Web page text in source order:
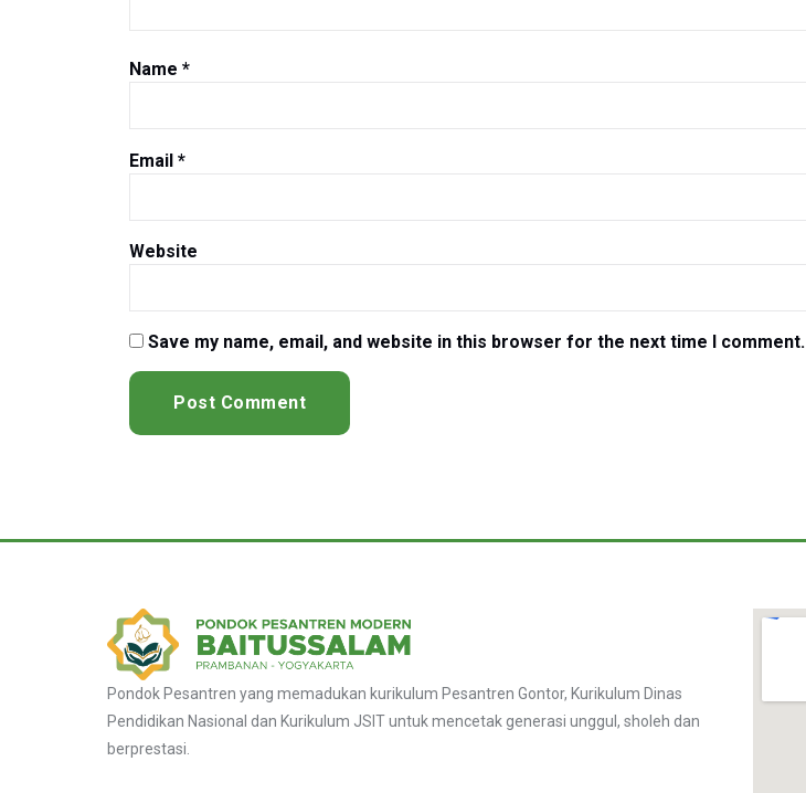
Name *
Email *
Website
Save my name, email, and website in this browser for the next time I comment.
Pondok Pesantren yang memadukan kurikulum Pesantren Gontor, Kurikulum Dinas
Pendidikan Nasional dan Kurikulum JSIT untuk mencetak generasi unggul, sholeh dan
berprestasi.